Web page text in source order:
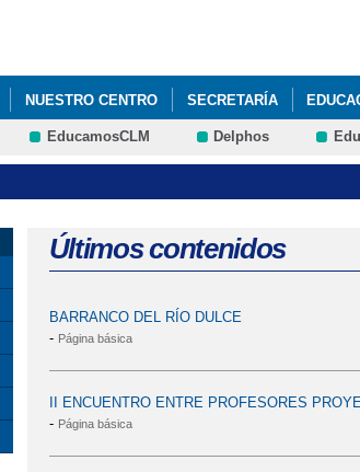
NUESTRO CENTRO SECRETARÍA
PLAN INICIO DE CURSO 2020/2021
EducamosCLM Delphos
Últimos contenidos
BARRANCO DEL RÍO DULCE
- Página básica
II ENCUENTRO ENTRE PROFESORES
- Página básica